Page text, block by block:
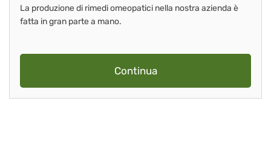
La produzione di rimedi omeopatici nella nostra azienda è
fatta in gran parte a mano.
Continua